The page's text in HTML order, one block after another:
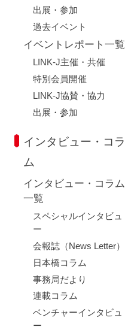
出展・参加
過去イベント
イベントレポート一覧
LINK-J主催・共催
特別会員開催
LINK-J協賛・協力
出展・参加
インタビュー・コラ
ム
インタビュー・コラム
一覧
スペシャルインタビュ
ー
会報誌（News Letter）
日本橋コラム
事務局だより
連載コラム
ベンチャーインタビュ
ー